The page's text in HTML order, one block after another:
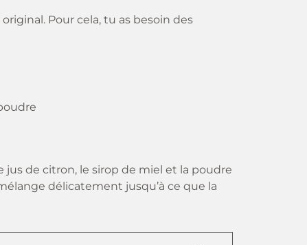
Pour cela, tu as besoin des
jus de citron, le sirop de miel et la poudre
délicatement jusqu’à ce que la